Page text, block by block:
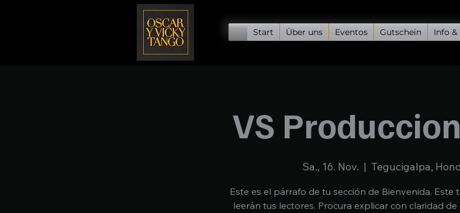
Start Über uns Eventos Gutschein Info
VS
Sa., 16. Nov.
  |
Tegucigalpa,
Este es el párrafo de tu sección de Bienvenida. Este
leerán tus lectores. Procura explicar con claridad